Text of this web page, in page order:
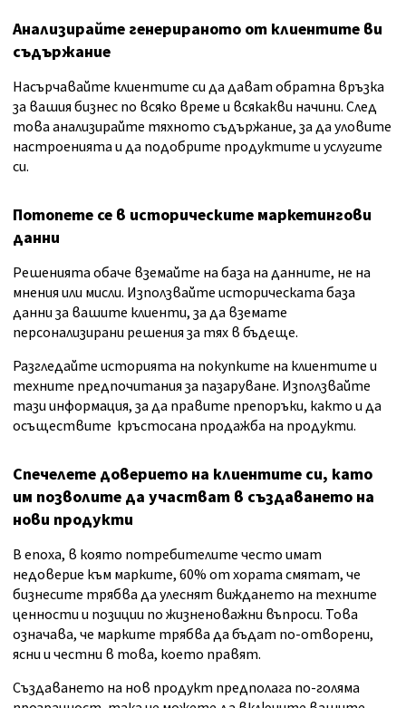
Анализирайте генерираното от клиентите ви
съдържание
Насърчавайте клиентите си да дават обратна връзка
за вашия бизнес по всяко време и всякакви начини. След
това анализирайте тяхното съдържание, за да уловите
настроенията и да подобрите продуктите и услугите
си.
Потопете се в историческите маркетингови
данни
Решенията обаче вземайте на база на данните, не на
мнения или мисли. Използвайте историческата база
данни за вашите клиенти, за да вземате
персонализирани решения за тях в бъдеще.
Разгледайте историята на покупките на клиентите и
техните предпочитания за пазаруване. Използвайте
тази информация, за да правите препоръки, както и да
осъществите кръстосана продажба на продукти.
Спечелете доверието на клиентите си, като
им позволите да участват в създаването на
нови продукти
В епоха, в която потребителите често имат
недоверие към марките, 60% от хората смятат, че
бизнесите трябва да улеснят виждането на техните
ценности и позиции по жизненоважни въпроси. Това
означава, че марките трябва да бъдат по-отворени,
ясни и честни в това, което правят.
Създаването на нов продукт предполага по-голяма